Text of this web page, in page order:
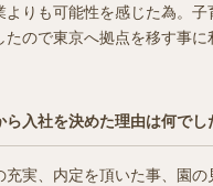
りも可能性を感じた為。子
たので東京へ拠点を移す事に
ら入社を決めた理由は何でし
充実、内定を頂いた事、園の